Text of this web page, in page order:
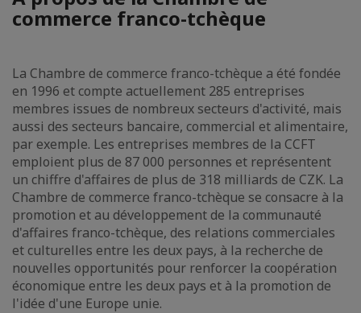
commerce franco-tchèque
La Chambre de commerce franco-tchèque a été fondée
en 1996 et compte actuellement 285 entreprises
membres issues de nombreux secteurs d'activité, mais
aussi des secteurs bancaire, commercial et alimentaire,
par exemple. Les entreprises membres de la CCFT
emploient plus de 87 000 personnes et représentent
un chiffre d'affaires de plus de 318 milliards de CZK. La
Chambre de commerce franco-tchèque se consacre à la
promotion et au développement de la communauté
d'affaires franco-tchèque, des relations commerciales
et culturelles entre les deux pays, à la recherche de
nouvelles opportunités pour renforcer la coopération
économique entre les deux pays et à la promotion de
l'idée d'une Europe unie.